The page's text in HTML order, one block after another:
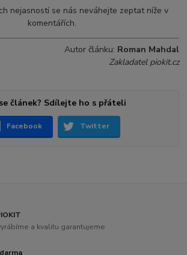
nejasností se nás neváhejte zeptat níže v
komentářích.
Autor článku: Roman Mahdal
Zakladatel piokit.cz
článek? Sdílejte ho s přáteli
Facebook Twitter
a kvalitu garantujeme